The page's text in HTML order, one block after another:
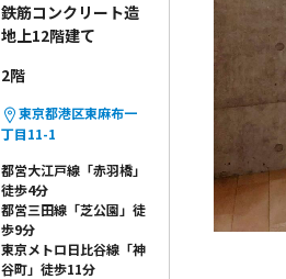
鉄筋コンクリート造
地上12階建て
2階
東京都港区東麻布一
丁目11-1
都営大江戸線「赤羽橋」
徒歩4分
都営三田線「芝公園」徒
歩9分
東京メトロ日比谷線「神
谷町」徒歩11分